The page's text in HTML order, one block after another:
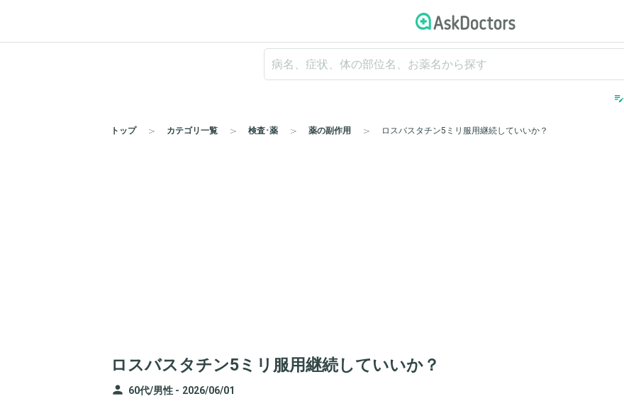
edit_note
トップ カテゴリ一覧 検査･薬 薬の副作用 ロスバスタチン5ミリ服用継続していいか？
ロスバスタチン5ミリ服用継続していいか？
person 60代/男性 - 2026/06/01